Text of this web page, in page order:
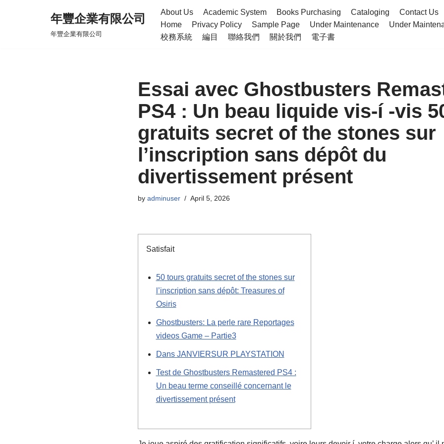
年豐企業有限公司
年豐企業有限公司
About Us Academic System Books Purchasing Cataloging Contact Us
Home
Privacy Policy Sample Page Under Maintenance Under
校務系統
編目 聯絡我們 關於我們 電子書
Essai avec Ghostbusters
PS4 : Un beau liquide vis-í -vis
gratuits secret of the stones sur
l’inscription sans dépôt du
divertissement présent
by adminuser April 5, 2026
Satisfait
50 tours gratuits secret of the stones sur
l’inscription sans dépôt: Treasures of
Osiris
Ghostbusters: La perle rare Reportages
videos Game – Partie3
Dans JANVIERSUR PLAYSTATION
Test de Ghostbusters Remastered PS4 :
Un beau terme conseillé concernant le
divertissement présent